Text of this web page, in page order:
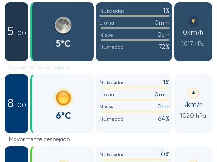
5 : 00
5°C
Nubosidad 1%
Lluvia 0mm
Nieve 0cm
Humedad 72%
0km/h
1017 hPa
Mayormente despejado
8 : 00
6°C
Nubosidad 1%
Lluvia 0mm
Nieve 0cm
Humedad 64%
7km/h
1020 hPa
Mayormente despejado
Nubosidad 0%